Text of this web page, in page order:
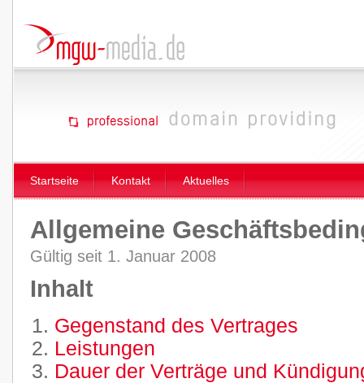
Startseite Kontakt Aktuelles
Allgemeine
Gültig seit 1. Januar 2008
Inhalt
Gegenstand des Vertrages
Leistungen
Dauer der Verträge und